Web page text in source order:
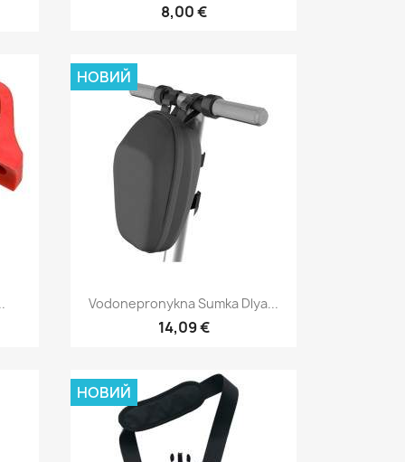
8,00 €
Швидкий перегляд
Vodonepronykna Sumka Dlya...
14,09 €
НОВИЙ
НОВИЙ